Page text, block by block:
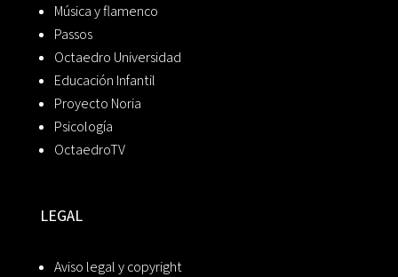
Música y flamenco
Passos
Octaedro Universidad
Educación Infantil
Proyecto Noria
Psicología
OctaedroTV
LEGAL
Aviso legal y copyright